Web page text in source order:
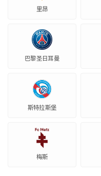
里昂
巴黎圣日耳曼
斯特拉斯堡
梅斯